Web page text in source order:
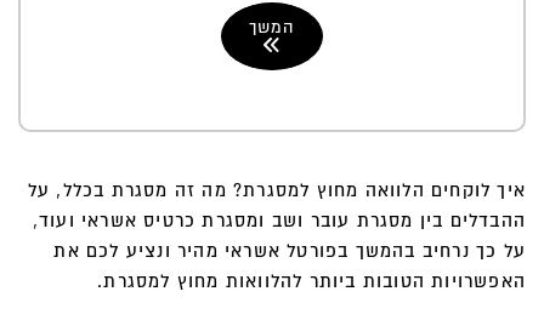
המשך
איך לוקחים הלוואה מחוץ למסגרת? מה זה מסגרת בכלל, על
ההבדלים בין מסגרת עובר ושב ומסגרת כרטיס אשראי ועוד,
על כך נרחיב בהמשך בפורטל אשראי מהיר ונציע לכם את
האפשרויות הטובות ביותר להלוואות מחוץ למסגרת.